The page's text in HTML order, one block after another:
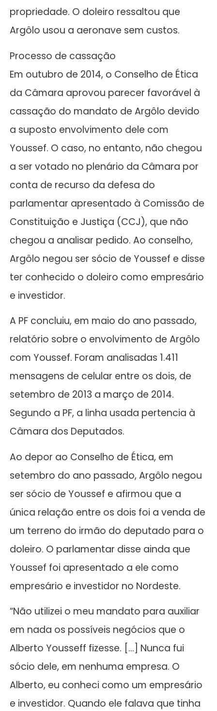
propriedade. O doleiro ressaltou que
Argôlo usou a aeronave sem custos.
Processo de cassação
Em outubro de 2014, o Conselho de Ética
da Câmara aprovou parecer favorável à
cassação do mandato de Argôlo devido
a suposto envolvimento dele com
Youssef. O caso, no entanto, não chegou
a ser votado no plenário da Câmara por
conta de recurso da defesa do
parlamentar apresentado à Comissão de
Constituição e Justiça (CCJ), que não
chegou a analisar pedido. Ao conselho,
Argôlo negou ser sócio de Youssef e disse
ter conhecido o doleiro como empresário
e investidor.
A PF concluiu, em maio do ano passado,
relatório sobre o envolvimento de Argôlo
com Youssef. Foram analisadas 1.411
mensagens de celular entre os dois, de
setembro de 2013 a março de 2014.
Segundo a PF, a linha usada pertencia à
Câmara dos Deputados.
Ao depor ao Conselho de Ética, em
setembro do ano passado, Argôlo negou
ser sócio de Youssef e afirmou que a
única relação entre os dois foi a venda de
um terreno do irmão do deputado para o
doleiro. O parlamentar disse ainda que
Youssef foi apresentado a ele como
empresário e investidor no Nordeste.
“Não utilizei o meu mandato para auxiliar
em nada os possíveis negócios que o
Alberto Yousseff fizesse. […] Nunca fui
sócio dele, em nenhuma empresa. O
Alberto, eu conheci como um empresário
e investidor. Quando ele falava que tinha